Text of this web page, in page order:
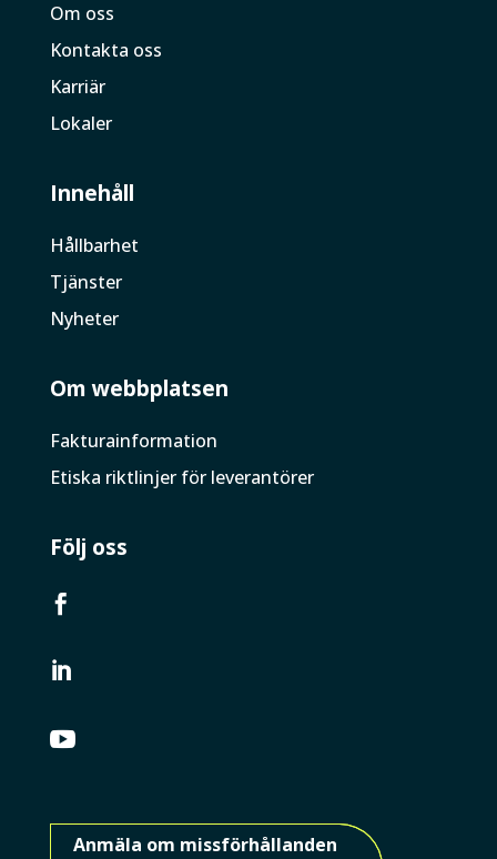
Om oss
Kontakta oss
Karriär
Lokaler
Innehåll
Hållbarhet
Tjänster
Nyheter
Om webbplatsen
Faktura­information
Etiska riktlinjer för leverantörer
Följ oss



Anmäla om missförhållanden